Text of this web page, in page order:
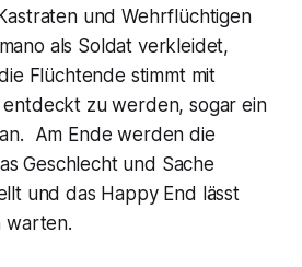
und Wehrflüchtigen
als Soldat verkleidet,
Flüchtende stimmt mit
entdeckt zu werden, sogar ein
Am Ende werden die
Geschlecht und Sache
und das Happy End lässt
warten.